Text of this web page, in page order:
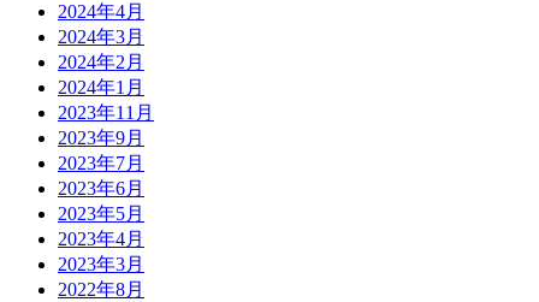
2024年4月
2024年3月
2024年2月
2024年1月
2023年11月
2023年9月
2023年7月
2023年6月
2023年5月
2023年4月
2023年3月
2022年8月